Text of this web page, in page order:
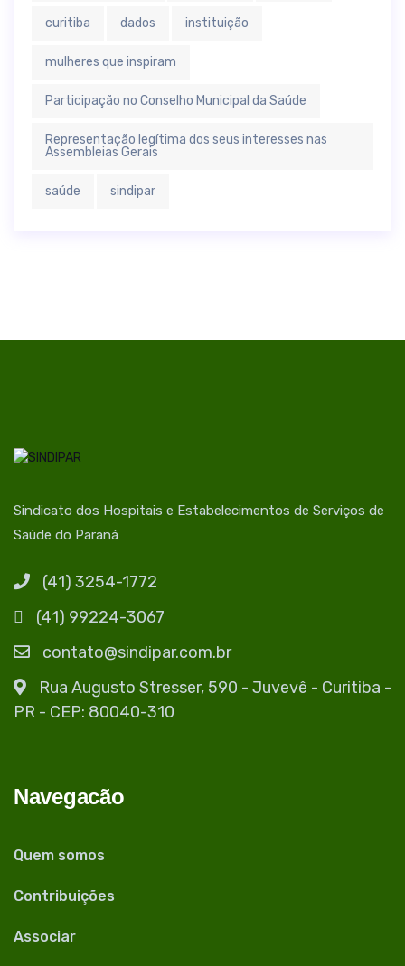
curitiba dados instituição
mulheres que inspiram
Participação no Conselho Municipal da Saúde
Representação legítima dos seus interesses nas
Assembleias Gerais
saúde sindipar
Sindicato dos Hospitais e Estabelecimentos de Serviços de
Saúde do Paraná
(41) 3254-1772
(41) 99224-3067
contato@sindipar.com.br
Rua Augusto Stresser, 590 - Juvevê - Curitiba -
PR - CEP: 80040-310
Navegacão
Quem somos
Contribuições
Associar